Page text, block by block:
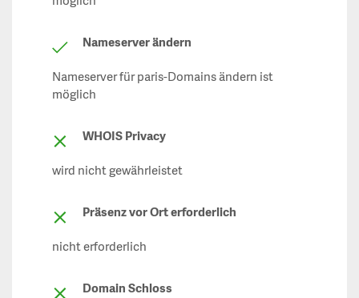
Nameserver ändern
Nameserver für paris-Domains ändern ist
möglich
WHOIS Privacy
wird nicht gewährleistet
Präsenz vor Ort erforderlich
nicht erforderlich
Domain Schloss